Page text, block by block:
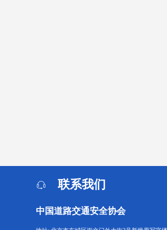
联系我们
中国道路交通安全协会